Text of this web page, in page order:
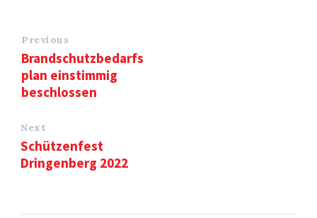
Previous
Brandschutzbedarfs
plan einstimmig
beschlossen
Next
Schützenfest
Dringenberg 2022